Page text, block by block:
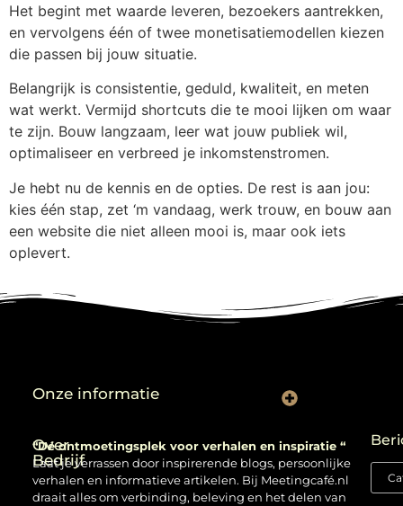
Het begint met waarde leveren, bezoekers aantrekken,
en vervolgens één of twee monetisatiemodellen kiezen
die passen bij jouw situatie.
Belangrijk is consistentie, geduld, kwaliteit, en meten
wat werkt. Vermijd shortcuts die te mooi lijken om waar
te zijn. Bouw langzaam, leer wat jouw publiek wil,
optimaliseer en verbreed je inkomstenstromen.
Je hebt nu de kennis en de opties. De rest is aan jou:
kies één stap, zet ‘m vandaag, werk trouw, en bouw aan
een website die niet alleen mooi is, maar ook iets
oplevert.
Over
Bedrijf
“Dé ontmoetingsplek voor verhalen en inspiratie “
Laat je verrassen door inspirerende blogs, persoonlijke
verhalen en informatieve artikelen. Bij Meetingcafé.nl
draait alles om verbinding, beleving en het delen van
Onze informatie